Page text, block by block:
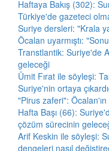
Haftaya Bakış (302):
Türkiye'de gazeteci
Suriye dersleri: "Krala
Öcalan uyarmıştı:
Transtlantik: Suriye'de
geleceği
Ümit Fırat ile söyleşi:
Suriye'nin ortaya
"Pirus zaferi":
Hafta Başı (66):
çözüm sürecinin
Arif Keskin ile söyleşi:
dengeleri nasıl